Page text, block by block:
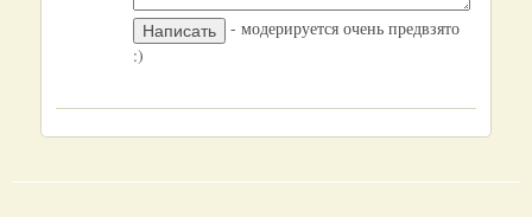
- модерируется очень предвзято
:)